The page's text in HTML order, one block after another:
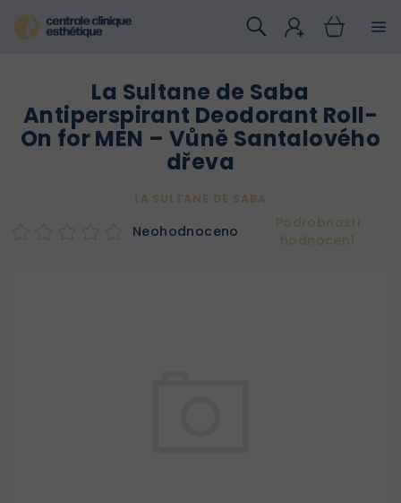
na
obsah
La Sultane de Saba
Antiperspirant Deodorant Roll-
On for MEN – Vůně Santalového
dřeva
LA SULTANE DE SABA
Neohodnoceno
Podrobnosti
hodnocení